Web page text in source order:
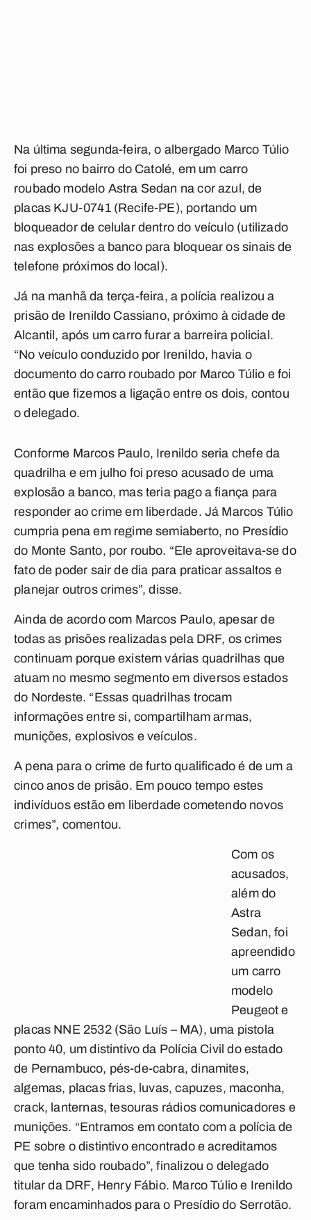
Na última segunda-feira, o albergado Marco Túlio
foi preso no bairro do Catolé, em um carro
roubado modelo Astra Sedan na cor azul, de
placas KJU-0741 (Recife-PE), portando um
bloqueador de celular dentro do veículo (utilizado
nas explosões a banco para bloquear os sinais de
telefone próximos do local).
Já na manhã da terça-feira, a polícia realizou a
prisão de Irenildo Cassiano, próximo à cidade de
Alcantil, após um carro furar a barreira policial.
“No veículo conduzido por Irenildo, havia o
documento do carro roubado por Marco Túlio e foi
então que fizemos a ligação entre os dois, contou
o delegado.
Conforme Marcos Paulo, Irenildo seria chefe da
quadrilha e em julho foi preso acusado de uma
explosão a banco, mas teria pago a fiança para
responder ao crime em liberdade. Já Marcos Túlio
cumpria pena em regime semiaberto, no Presídio
do Monte Santo, por roubo. “Ele aproveitava-se do
fato de poder sair de dia para praticar assaltos e
planejar outros crimes”, disse.
Ainda de acordo com Marcos Paulo, apesar de
todas as prisões realizadas pela DRF, os crimes
continuam porque existem várias quadrilhas que
atuam no mesmo segmento em diversos estados
do Nordeste. “Essas quadrilhas trocam
informações entre si, compartilham armas,
munições, explosivos e veículos.
A pena para o crime de furto qualificado é de um a
cinco anos de prisão. Em pouco tempo estes
indivíduos estão em liberdade cometendo novos
crimes”, comentou.
Com os
acusados,
além do
Astra
Sedan, foi
apreendido
um carro
modelo
Peugeot e
placas NNE 2532 (São Luís – MA), uma pistola
ponto 40, um distintivo da Polícia Civil do estado
de Pernambuco, pés-de-cabra, dinamites,
algemas, placas frias, luvas, capuzes, maconha,
crack, lanternas, tesouras rádios comunicadores e
munições. “Entramos em contato com a polícia de
PE sobre o distintivo encontrado e acreditamos
que tenha sido roubado”, finalizou o delegado
titular da DRF, Henry Fábio. Marco Túlio e Irenildo
foram encaminhados para o Presídio do Serrotão.